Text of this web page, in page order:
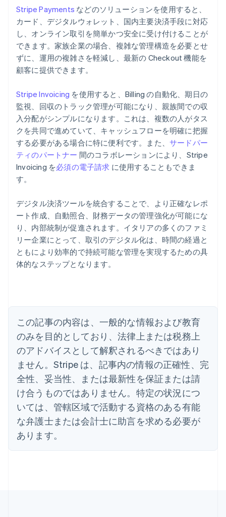
Stripe Payments などのソリューションを使用すると、
カード、デジタルウォレット、国内主要決済手段に対応
し、オンライン取引を簡単かつ安全に受け付けることが
できます。家族企業の場合、複雑な管理構造を必要とせ
ずに、運用の複雑さを軽減し、最新の Checkout 機能を
顧客に提供できます。
Stripe Invoicing を使用すると、Billing の自動化、期日の
監視、回収のトラック管理が可能になり、親族間での収
入分配がシンプルになります。これは、複数の人がタス
クを共同で進めていて、キャッシュフローを明確に把握
する必要がある場合に特に便利です。また、 サードパー
ティのパートナー 間のコラボレーションにより、Stripe
Invoicing を必須の電子請求 に使用することもできま
す。
デジタル決済ツールを統合することで、より正確なレポ
ート作成、自動照合、財務データの管理強化が可能にな
り、内部統制が促進されます。イタリアの多くのファミ
リー企業にとって、取引のデジタル化は、時間の経過と
ともにより効率的で持続可能な管理を実現するための具
体的なステップとなります。
この記事の内容は、一般的な情報および教育
のみを目的としており、法律上または税務上
のアドバイスとして解釈されるべきではあり
ません。Stripe は、記事内の情報の正確性、完
全性、妥当性、または最新性を保証または請
け合うものではありません。特定の状況につ
いては、管轄区域で活動する資格のある有能
な弁護士または会計士に助言を求める必要が
あります。
アイルランド
English
English
イギリス
English
イタリア
ItalianoEnglish
インド
English
エストニア
English
オーストラリア
English
オーストリア
オランダ
NederlandsEnglish